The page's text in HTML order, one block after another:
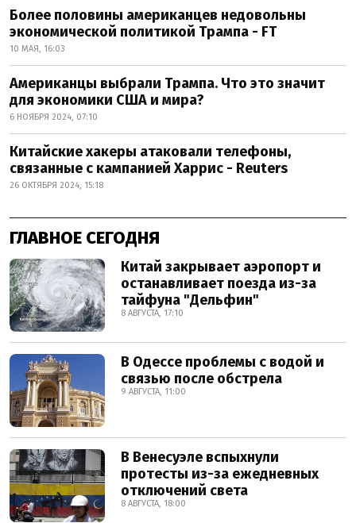
Более половины американцев недовольны
экономической политикой Трампа - FT
10 МАЯ, 16:03
Американцы выбрали Трампа. Что это значит
для экономики США и мира?
6 НОЯБРЯ 2024, 07:10
Китайские хакеры атаковали телефоны,
связанные с кампанией Харрис - Reuters
26 ОКТЯБРЯ 2024, 15:18
ГЛАВНОЕ СЕГОДНЯ
Китай закрывает аэропорт и
останавливает поезда из-за
тайфуна "Дельфин"
8 АВГУСТА, 17:10
В Одессе проблемы с водой и
связью после обстрела
9 АВГУСТА, 11:00
В Венесуэле вспыхнули
протесты из-за ежедневных
отключений света
8 АВГУСТА, 18:00